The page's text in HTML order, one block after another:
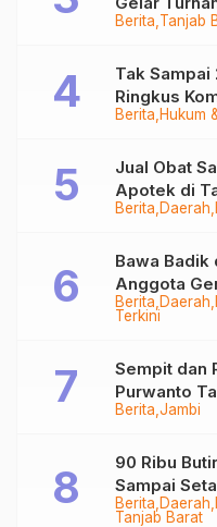
Berita Tanjab
Juta
Berita Hukum
Tak
Ringkus
Tungkal
Berita Daerah
Jual Obat
Apotek di
Berita Daerah
Terkini
Bawa Badik
Anggota
Diringkus
Berita Jambi
Sempit dan
Purwanto
Tungkal-
Berita Daerah
Tanjab Barat
90 Ribu
Sampai
Audit